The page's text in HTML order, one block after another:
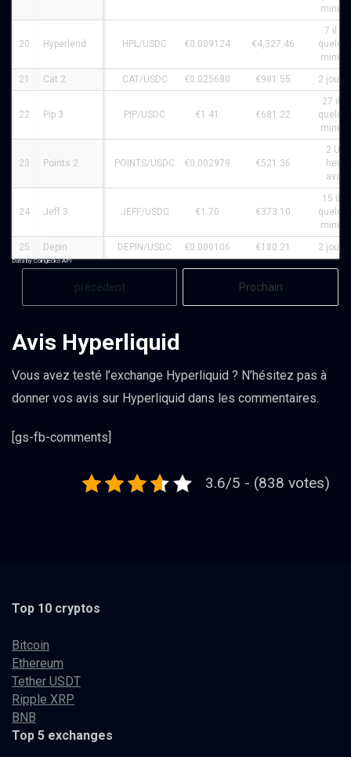
précédent Prochain
20 Hyperlend HPL/USDC €0.009124 €4,327.46
7 il y a
21
Cat 2 CAT/USDC €0.025680 €981.55 2
22 Pip 3 PIP/USDC €1.41 €681.22
27 il y
23 Points 2 POINTS/USDC €0.002979 €521.36
2 Une
heure
avant
24 Jeff 3 JEFF/USDC €1.70 €373.10
15 il y
25
Depin DEPIN/USDC €0.000106 €180.21 2
Data by Coingecko API
Avis Hyperliquid
Vous avez testé l’exchange Hyperliquid ? N’hésitez pas à
donner vos avis sur Hyperliquid dans les commentaires.
[gs-fb-comments]
3.6/5 - (838 votes)
Top 10 cryptos
Bitcoin
Ethereum
Tether USDT
Ripple XRP
BNB
Top 5 exchanges